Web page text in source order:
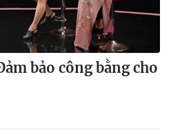
bảo công bằng cho